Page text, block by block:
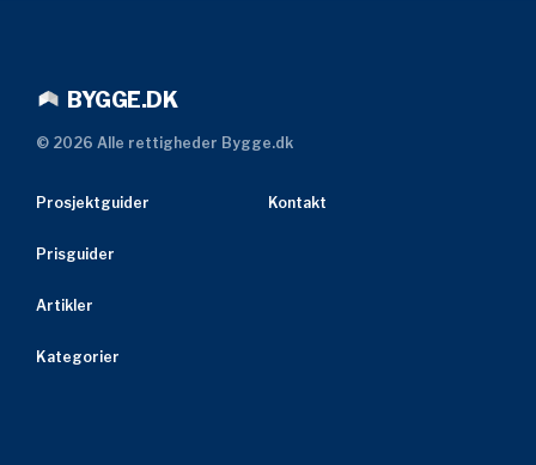
BYGGE.DK
© 2026 Alle rettigheder Bygge.dk
Prosjektguider
Prisguider
Artikler
Kategorier
Kontakt